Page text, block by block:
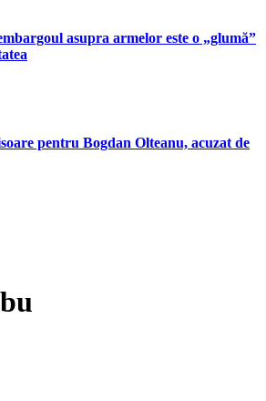
asupra armelor este o „glumă”
pentru Bogdan Olteanu, acuzat de